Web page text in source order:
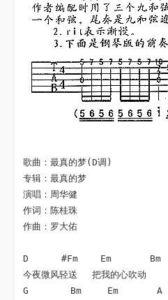
歌曲：最真的梦(D调)
专辑：最真的梦
演唱：周华健
作词：陈桂珠
作曲：罗大佑
D 　　　#Fm    Em  　　　Bm
今夜微风轻送 　把我的心吹动
G 　　　　Bm  　 Em  　　　A